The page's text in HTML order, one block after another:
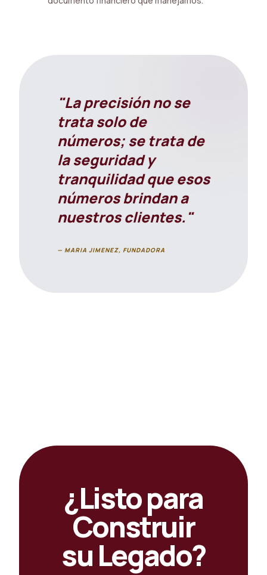
"La precisión no se
trata solo de
números; se trata de
la seguridad y
tranquilidad que esos
números brindan a
nuestros clientes."
— MARIA JIMENEZ, FUNDADORA
¿Listo para
Construir
su Legado?